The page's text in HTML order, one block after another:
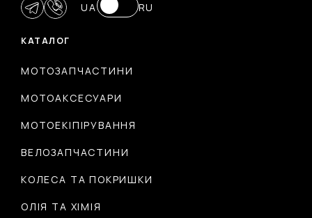
КАТАЛОГ
МОТОЗАПЧАСТИНИ
МОТОАКСЕСУАРИ
МОТОЕКІПІРУВАННЯ
ВЕЛОЗАПЧАСТИНИ
КОЛЕСА ТА ПОКРИШКИ
ОЛІЯ ТА ХІМІЯ
UA RU